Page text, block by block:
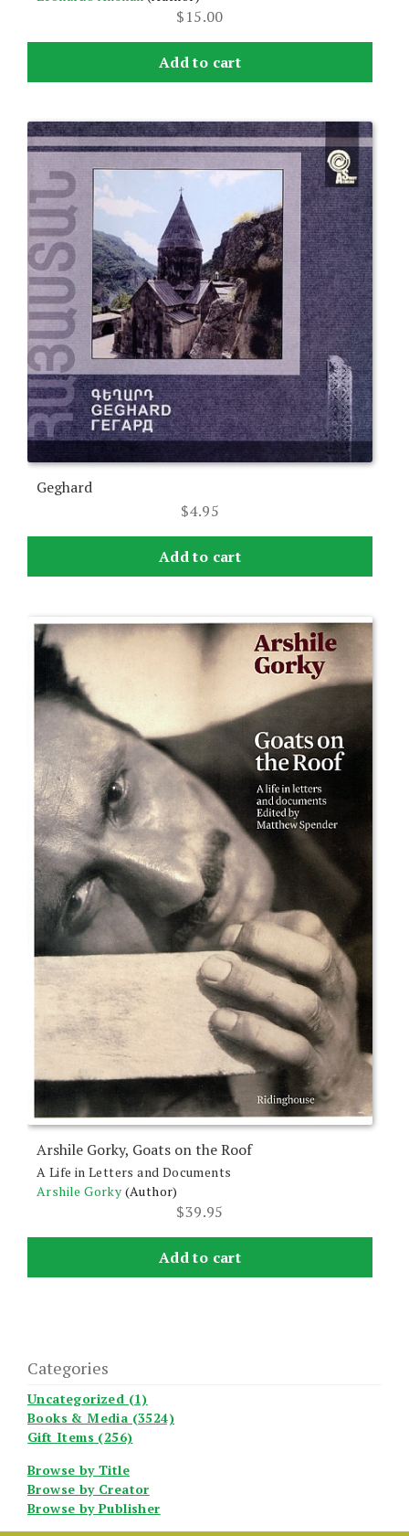
$15.00
Add to cart
Geghard
$4.95
Add to cart
Arshile Gorky, Goats on the Roof
A Life in Letters and Documents
Arshile Gorky (Author)
$39.95
Add to cart
Categories
Uncategorized (1)
Books & Media (3524)
Gift Items (256)
Browse by Title
Browse by Creator
Browse by Publisher